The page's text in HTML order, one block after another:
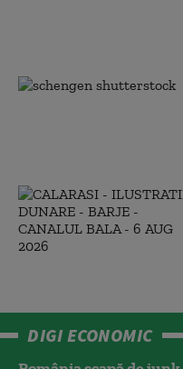
DIGI ECONOMIC